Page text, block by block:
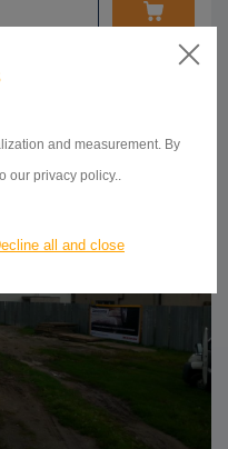
and measurement. By
our privacy policy..
all and close